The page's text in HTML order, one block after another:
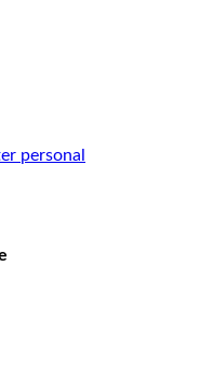
personal